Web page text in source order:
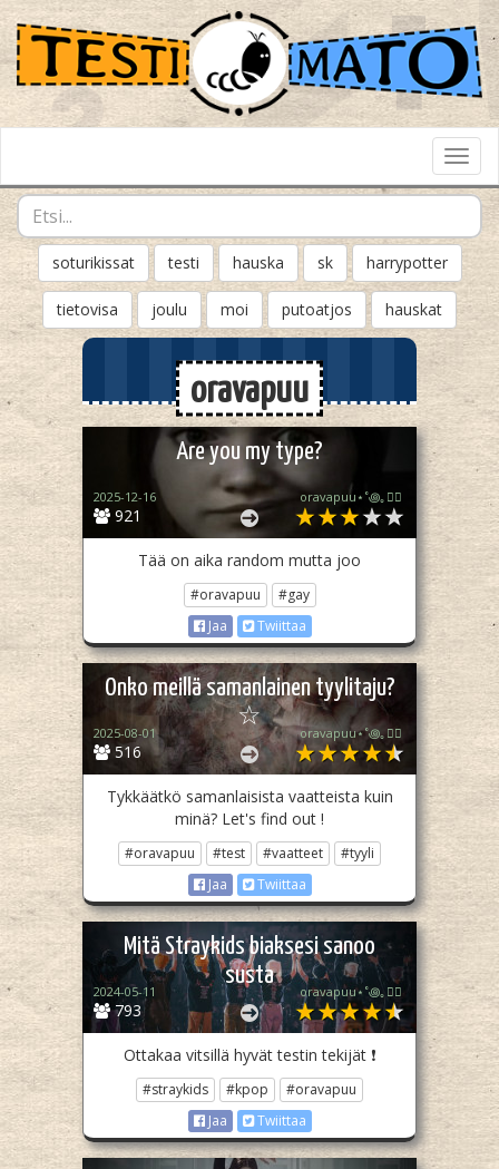
soturikissat testi hauska sk harrypotter
tietovisa joulu moi putoatjos hauskat
oravapuu
Are you my type?
921
2025-12-16 oravapuu⋆˚꩜｡🏳️‍🌈
Tää on aika random mutta joo
#oravapuu
#gay
Jaa
Twiittaa
Onko meillä samanlainen tyylitaju?
☆
516
2025-08-01 oravapuu⋆˚꩜｡🏳️‍🌈
Tykkäätkö samanlaisista vaatteista kuin
minä? Let's find out !
#oravapuu #test #vaatteet
#tyyli
Jaa
Twiittaa
Mitä Straykids biaksesi sanoo
susta
793
2024-05-11 oravapuu⋆˚꩜｡🏳️‍🌈
Ottakaa vitsillä hyvät testin tekijät ❗
#straykids #kpop
#oravapuu
Jaa
Twiittaa